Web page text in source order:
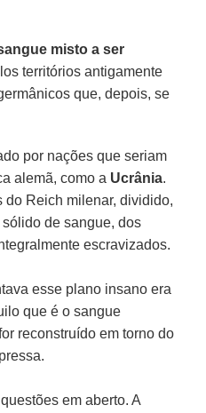
misto a ser
territórios antigamente
que, depois, se
por nações que seriam
alemã, como a Ucrânia.
do Reich milenar, dividido,
de sangue, dos
escravizados.
esse plano insano era
que é o sangue
reconstruído em torno do
em aberto. A